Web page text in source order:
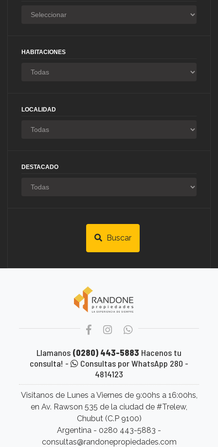
HABITACIONES
LOCALIDAD
DESTACADO
Buscar
Llamanos (0280) 443-5883 Hacenos tu
consulta! -
Consultas por WhatsApp 280 -
4814123
Visitanos de Lunes a Viernes de 9:00hs a 16:00hs,
en Av. Rawson 535 de la ciudad de #Trelew,
Chubut (C.P 9100)
Argentina - 0280 443-5883 -
consultas@randonepropiedades.com